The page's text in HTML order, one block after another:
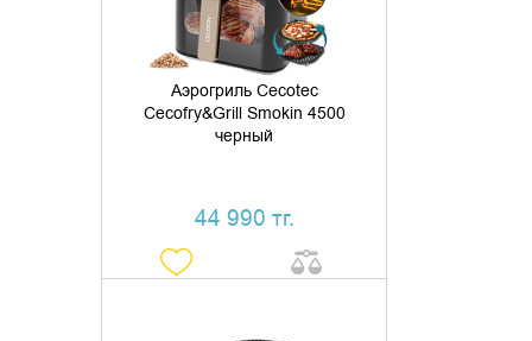
Аэрогриль Cecotec
Cecofry&Grill Smokin 4500
черный
44 990 тг.